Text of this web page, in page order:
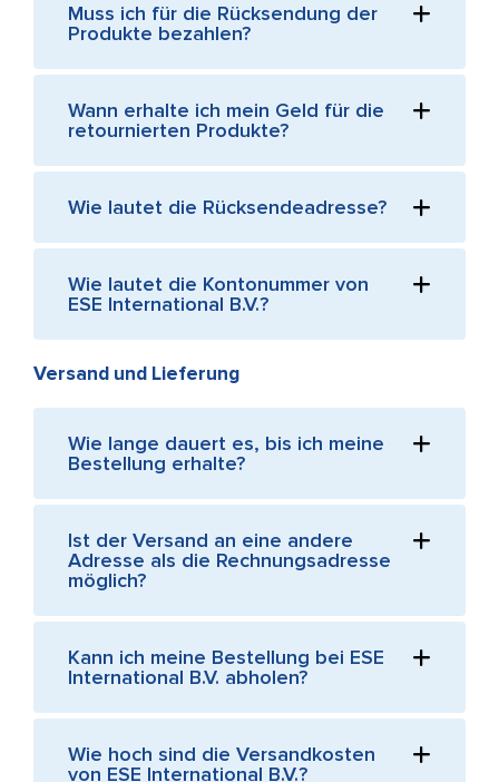
Muss ich für die Rücksendung der
Produkte bezahlen?
Wann erhalte ich mein Geld für die
retournierten Produkte?
Wie lautet die Rücksendeadresse?
Wie lautet die Kontonummer von
ESE International B.V.?
Versand und Lieferung
Wie lange dauert es, bis ich meine
Bestellung erhalte?
Ist der Versand an eine andere
Adresse als die Rechnungsadresse
möglich?
Kann ich meine Bestellung bei ESE
International B.V. abholen?
Wie hoch sind die Versandkosten
von ESE International B.V.?